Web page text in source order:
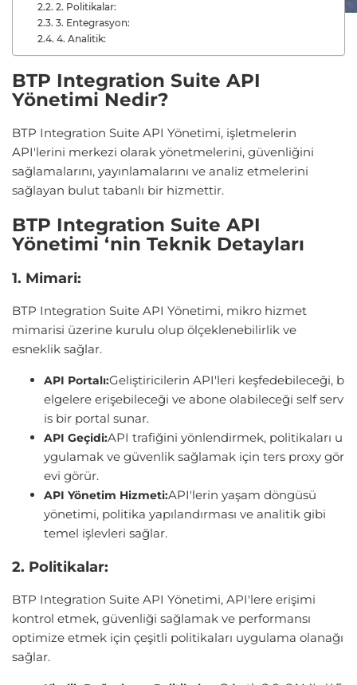
2. Politikalar:
3. Entegrasyon:
4. Analitik:
BTP Integration Suite API
Yönetimi Nedir?
BTP Integration Suite API Yönetimi, işletmelerin
API'lerini merkezi olarak yönetmelerini, güvenliğini
sağlamalarını, yayınlamalarını ve analiz etmelerini
sağlayan bulut tabanlı bir hizmettir.
BTP Integration Suite API
Yönetimi ‘nin Teknik Detayları
1. Mimari:
BTP Integration Suite API Yönetimi, mikro hizmet
mimarisi üzerine kurulu olup ölçeklenebilirlik ve
esneklik sağlar.
API Portalı:Geliştiricilerin API'leri keşfedebileceği, b
elgelere erişebileceği ve abone olabileceği self serv
is bir portal sunar.
API Geçidi:API trafiğini yönlendirmek, politikaları u
ygulamak ve güvenlik sağlamak için ters proxy gör
evi görür.
API Yönetim Hizmeti:API'lerin yaşam döngüsü
yönetimi, politika yapılandırması ve analitik gibi
temel işlevleri sağlar.
2. Politikalar:
BTP Integration Suite API Yönetimi, API'lere erişimi
kontrol etmek, güvenliği sağlamak ve performansı
optimize etmek için çeşitli politikaları uygulama olanağı
sağlar.